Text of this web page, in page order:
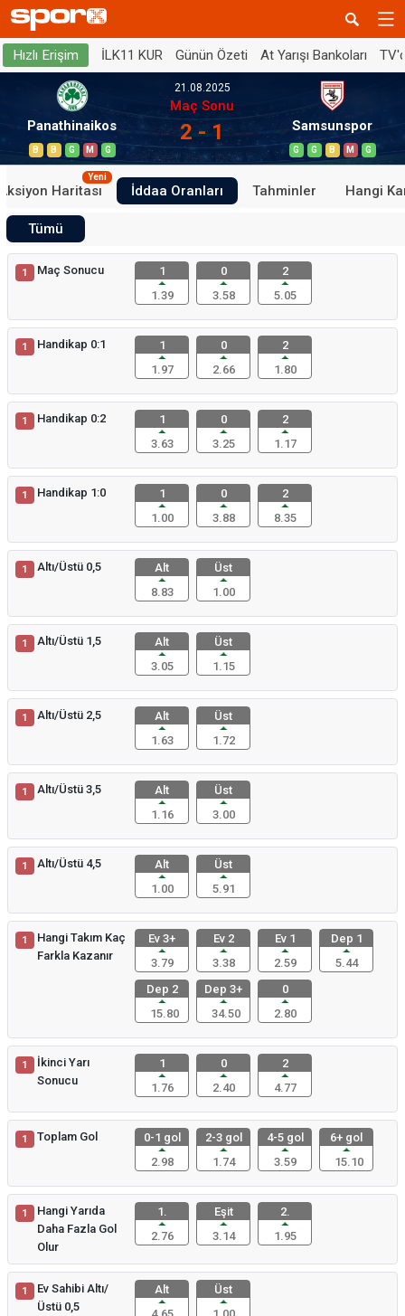
Hızlı Erişim İLK11 KUR Günün Özeti At Yarışı Bankoları
Panathinaikos
B B G M G
21.08.2025
Maç Sonu
2 - 1 Samsunspor
G G B M G
Haritası
Yeni
İddaa Oranları Tahminler Hangi
Tümü
1 Maç Sonucu
1
1.39
0
3.58
2
5.05
1 Handikap 0:1
1
1.97
0
2.66
2
1.80
1 Handikap 0:2
1
3.63
0
3.25
2
1.17
1 Handikap 1:0
1
1.00
0
3.88
2
8.35
1 Altı/Üstü 0,5
Alt
8.83
Üst
1.00
1 Altı/Üstü 1,5
Alt
3.05
Üst
1.15
1 Altı/Üstü 2,5
Alt
1.63
Üst
1.72
1 Altı/Üstü 3,5
Alt
1.16
Üst
3.00
1 Altı/Üstü 4,5
Alt
1.00
Üst
5.91
1
Hangi Takım Kaç
Farkla Kazanır
Ev 3+
3.79
Ev 2
3.38
Ev 1
2.59
Dep 1
5.44
Dep 2
15.80
Dep 3+
34.50
0
2.80
1
İkinci Yarı
Sonucu
1
1.76
0
2.40
2
4.77
1 Toplam Gol
0-1 gol
2.98
2-3 gol
1.74
4-5 gol
3.59
6+ gol
15.10
1
Hangi Yarıda
Daha Fazla Gol
Olur
1.
2.76
Eşit
3.14
2.
1.95
1
Ev Sahibi Altı/
Üstü 0,5
Alt
Üst